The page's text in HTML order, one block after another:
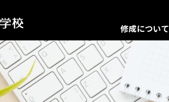
修成について